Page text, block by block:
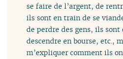
se faire de l’argent, de
ils sont en train de se
de perdre des gens, ils sont
descendre en bourse, etc.,
m’expliquer comment ils